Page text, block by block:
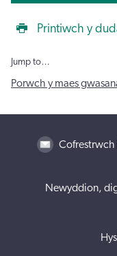
Printiwch y
Jump to…
Porwch y maes
Cofrestrwch
Newyddion,